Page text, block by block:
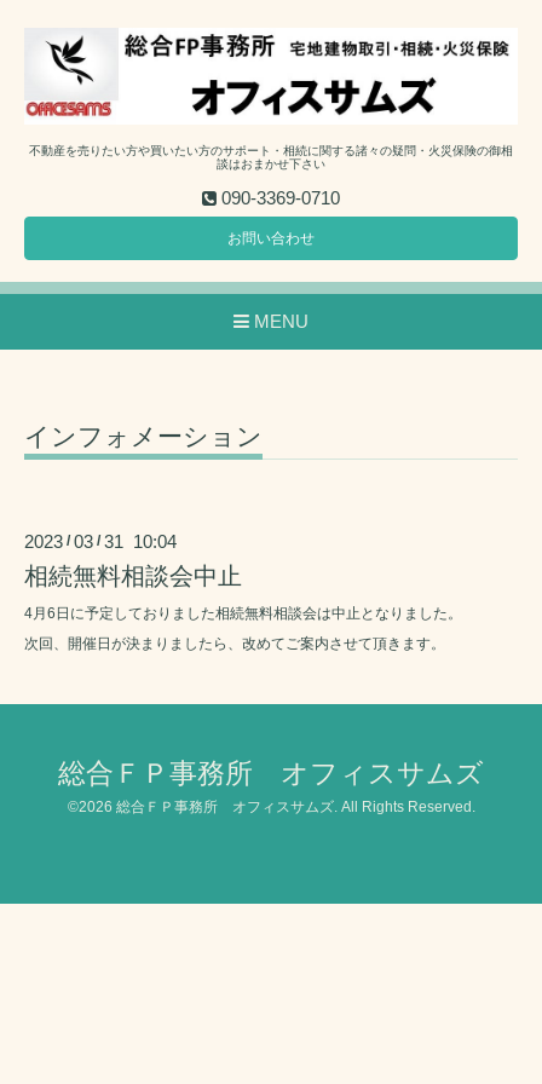
不動産を売りたい方や買いたい方のサポート・相続に関する諸々の疑問・火災保険の御相
談はおまかせ下さい
090-3369-0710
お問い合わせ
MENU
インフォメーション
2023 /03 /31 10:04
相続無料相談会中止
4月6日に予定しておりました相続無料相談会は中止となりました。
次回、開催日が決まりましたら、改めてご案内させて頂きます。
総合ＦＰ事務所 オフィスサムズ
©2026 総合ＦＰ事務所 オフィスサムズ. All Rights Reserved.